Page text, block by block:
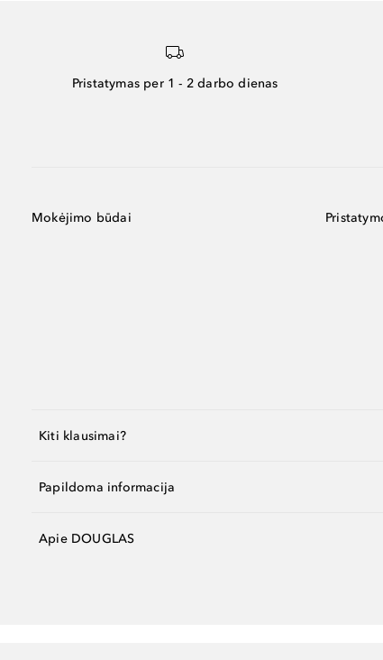
Pristatymas per 1 - 2 darbo dienas
Mokėjimo būdai
Kiti klausimai?
Papildoma informacija
Apie DOUGLAS